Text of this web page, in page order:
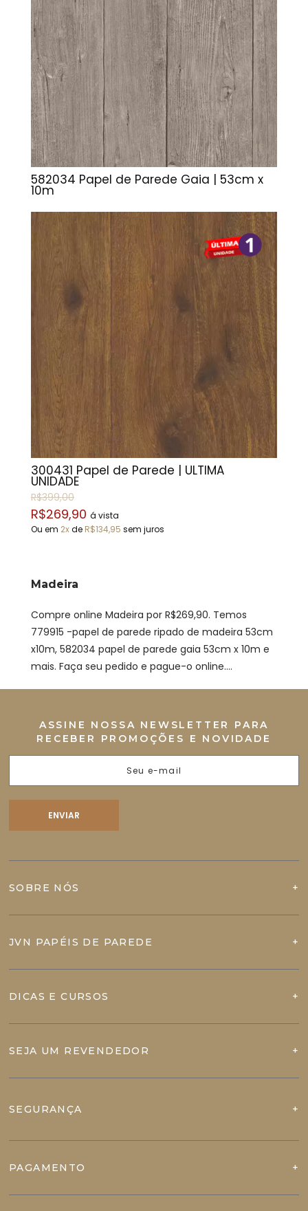
582034 Papel de Parede Gaia | 53cm x
10m
300431 Papel de Parede | ÚLTIMA
UNIDADE
R$399,00
R$269,90 á vista
Ou em 2xde R$134,95 sem juros
Madeira
Compre online Madeira por R$269,90. Temos
779915 -papel de parede ripado de madeira 53cm
x10m, 582034 papel de parede gaia 53cm x 10m e
mais. Faça seu pedido e pague-o online....
SOBRE NÓS
JVN PAPÉIS DE PAREDE
DICAS E CURSOS
SEJA UM REVENDEDOR
SEGURANÇA
PAGAMENTO
ASSINE NOSSA NEWSLETTER PARA
RECEBER PROMOÇÕES E NOVIDADE